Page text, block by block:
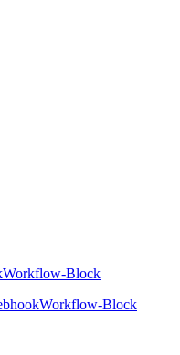
Workflow-Block
Workflow-Block